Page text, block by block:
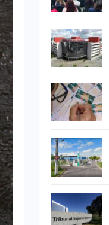
do
Novo
e
por
o